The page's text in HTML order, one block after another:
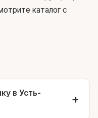
каталог с
в Усть-